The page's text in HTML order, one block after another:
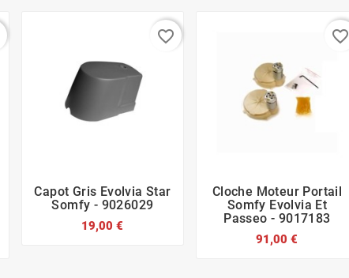
   
Capot Gris Evolvia Star
Somfy - 9026029
19,00 €
favorite_border
   
Cloche Moteur Portail
Somfy Evolvia Et
Passeo - 9017183
91,00 €
favorite_border